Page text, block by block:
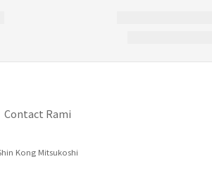
Contact Rami
Kong Mitsukoshi